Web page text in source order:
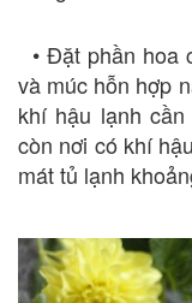
• Đặt phần hoa
và múc hỗn hợp
khí hậu lạnh
còn nơi có khí
mát tủ lạnh